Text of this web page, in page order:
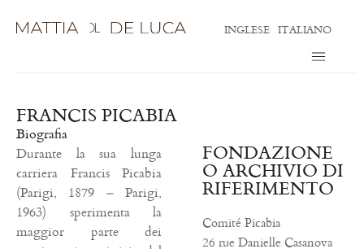
INGLESE ITALIANO
FRANCIS PICABIA
Biografia
Durante la sua lunga
carriera Francis Picabia
(Parigi, 1879 – Parigi,
1963) sperimenta la
maggior parte dei
FONDAZIONE
O ARCHIVIO DI
RIFERIMENTO
Comité Picabia
26 rue Danielle Casanova